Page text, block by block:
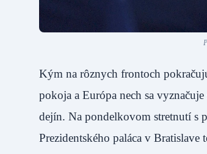
Kým na rôznych frontoch
pokoja a Európa nech sa
dejín. Na pondelkovom stretnutí s
Prezidentského paláca v